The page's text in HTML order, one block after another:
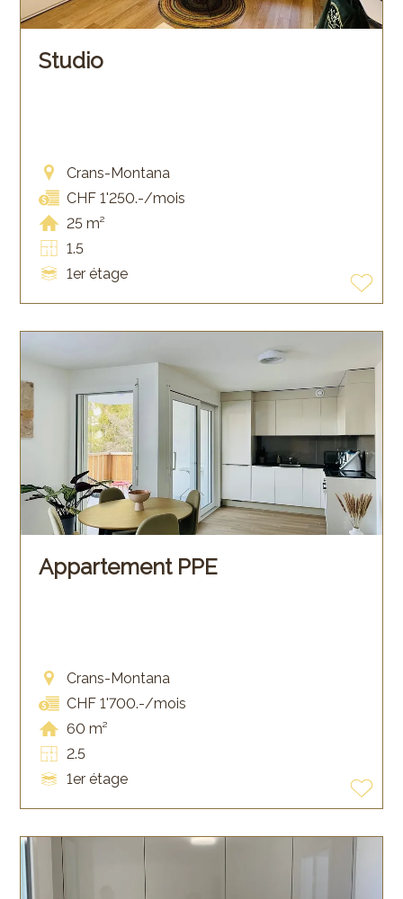
Studio
Crans-Montana
CHF 1'250.-/mois
25 m²
1.5
1er étage
Appartement PPE
Crans-Montana
CHF 1'700.-/mois
60 m²
2.5
1er étage